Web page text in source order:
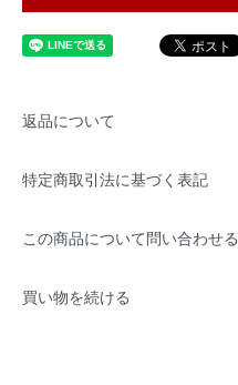
返品について
特定商取引法に基づく表記
この商品について問い合わせる
買い物を続ける